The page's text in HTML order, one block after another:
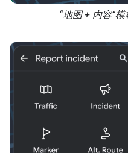
“地图 + 内容”